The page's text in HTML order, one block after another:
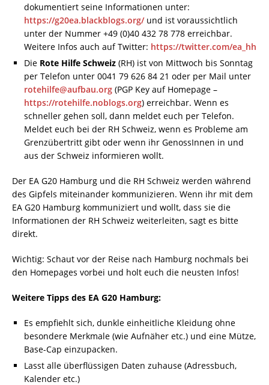
dokumentiert seine Informationen unter:
https://g20ea.blackblogs.org/und ist voraussichtlich
unter der Nummer +49 (0)40 432 78 778 erreichbar.
Weitere Infos auch auf Twitter: https://twitter.com/ea_hh
Die Rote Hilfe Schweiz (RH) ist von Mittwoch bis Sonntag
per Telefon unter 0041 79 626 84 21 oder per Mail unter
rotehilfe@aufbau.org (PGP Key auf Homepage –
https://rotehilfe.noblogs.org) erreichbar. Wenn es
schneller gehen soll, dann meldet euch per Telefon.
Meldet euch bei der RH Schweiz, wenn es Probleme am
Grenzübertritt gibt oder wenn ihr GenossInnen in und
aus der Schweiz informieren wollt.
Der EA G20 Hamburg und die RH Schweiz werden während
des Gipfels miteinander kommunizieren. Wenn ihr mit dem
EA G20 Hamburg kommuniziert und wollt, dass sie die
Informationen der RH Schweiz weiterleiten, sagt es bitte
direkt.
Wichtig: Schaut vor der Reise nach Hamburg nochmals bei
den Homepages vorbei und holt euch die neusten Infos!
Weitere Tipps des EA G20 Hamburg:
Es empfiehlt sich, dunkle einheitliche Kleidung ohne
besondere Merkmale (wie Aufnäher etc.) und eine Mütze,
Base-Cap einzupacken.
Lasst alle überflüssigen Daten zuhause (Adressbuch,
Kalender etc.)